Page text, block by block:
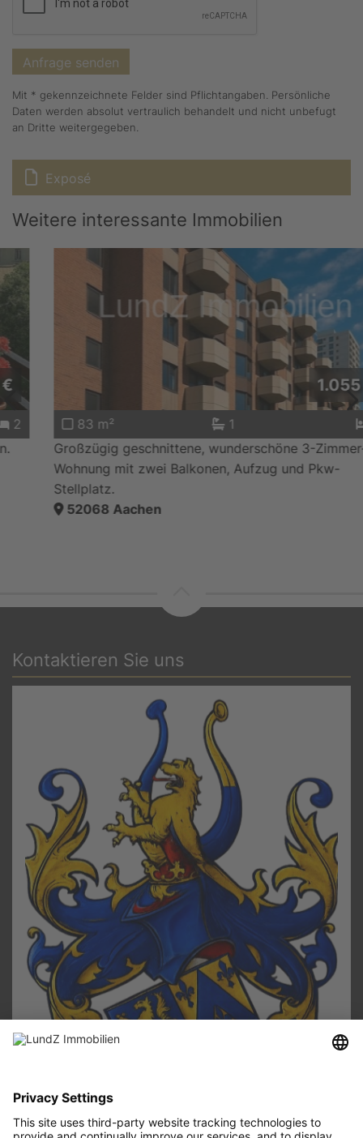
Mit * gekennzeichnete Felder sind Pflichtangaben. Persönliche
Daten werden absolut vertraulich behandelt und nicht unbefugt
an Dritte weitergegeben.
Exposé
Weitere interessante Immobilien
1.055 €
83 m²
Großzügig geschnittene, wunderschöne 3-Zimmer-
Wohnung mit zwei Balkonen, Aufzug und Pkw-
Stellplatz.
52068Aachen
Kontaktieren Sie uns